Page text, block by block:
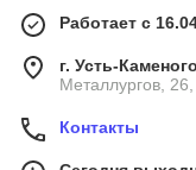
Работает с
г. Усть-
Металлургов,
Контакты